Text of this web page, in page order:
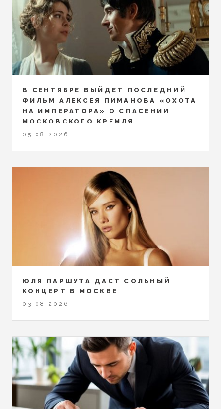
В СЕНТЯБРЕ ВЫЙДЕТ ПОСЛЕДНИЙ
ФИЛЬМ АЛЕКСЕЯ ПИМАНОВА «ОХОТА
НА ИМПЕРАТОРА» О СПАСЕНИИ
МОСКОВСКОГО КРЕМЛЯ
05.08.2026
ЮЛЯ ПАРШУТА ДАСТ СОЛЬНЫЙ
КОНЦЕРТ В МОСКВЕ
03.08.2026